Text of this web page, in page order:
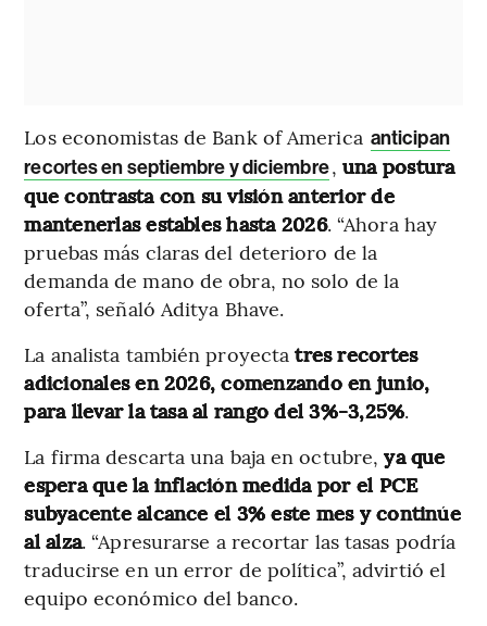
Los economistas de Bank of America anticipan
recortes en septiembre y diciembre, una postura
que contrasta con su visión anterior de
mantenerlas estables hasta 2026. “Ahora hay
pruebas más claras del deterioro de la
demanda de mano de obra, no solo de la
oferta”, señaló Aditya Bhave.
La analista también proyectatres recortes
adicionales en 2026, comenzando en junio,
para llevar la tasa al rango del 3%-3,25%.
La firma descarta una baja en octubre,ya que
espera que la inflación medida por el PCE
subyacente alcance el 3% este mes y continúe
al alza. “Apresurarse a recortar las tasas podría
traducirse en un error de política”, advirtió el
equipo económico del banco.